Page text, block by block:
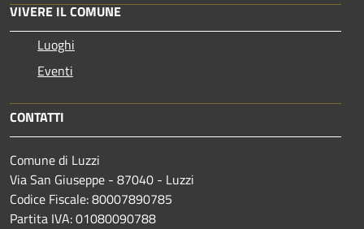
VIVERE IL COMUNE
Luoghi
Eventi
CONTATTI
Comune di Luzzi
Via San Giuseppe - 87040 - Luzzi
Codice Fiscale: 80007890785
Partita IVA: 01080090788